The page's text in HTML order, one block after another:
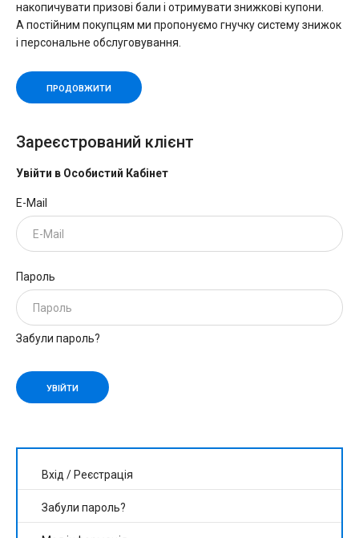
накопичувати призові бали і отримувати знижкові купони.
А постійним покупцям ми пропонуємо гнучку систему знижок
і персональне обслуговування.
ПРОДОВЖИТИ
Зареєстрований клієнт
Увійти в Особистий Кабінет
E-Mail
Пароль
Забули пароль?
Вхід / Реєстрація
Забули пароль?